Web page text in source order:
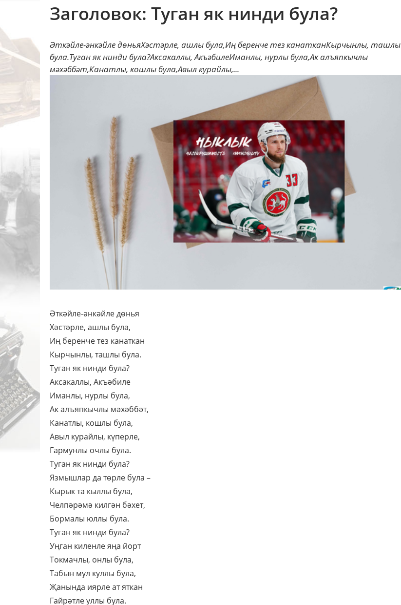
Заголовок: Туган як нинди була?
Әткәйле-әнкәйле дөньяХәстәрле, ашлы була,Иң беренче тез канатканКырчынлы, ташлы
була.Туган як нинди була?Аксакаллы, АкъәбилеИманлы, нурлы була,Ак алъяпкычлы
мәхәббәт,Канатлы, кошлы була,Авыл курайлы,...
Әткәйле-әнкәйле дөнья
Хәстәрле, ашлы була,
Иң беренче тез канаткан
Кырчынлы, ташлы була.
Туган як нинди була?
Аксакаллы, Акъәбиле
Иманлы, нурлы була,
Ак алъяпкычлы мәхәббәт,
Канатлы, кошлы була,
Авыл курайлы, күперле,
Гармунлы очлы була.
Туган як нинди була?
Язмышлар да төрле була –
Кырык та кыллы була,
Челпәрәмә килгән бәхет,
Бормалы юллы була.
Туган як нинди була?
Уңган киленле яңа йорт
Токмачлы, онлы була,
Табын мул куллы була,
Җанында иярле ат яткан
Гайрәтле уллы була.